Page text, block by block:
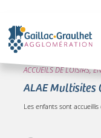
ACCUEILS DE LOISIRS,
ALAE Multisites
Les enfants sont